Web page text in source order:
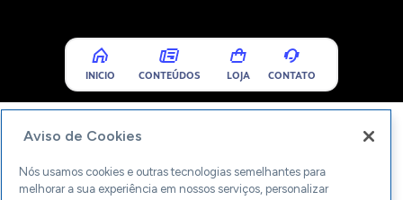
INICIO CONTEÚDOS LOJA CONTATO
Aviso de Cookies
Nós usamos cookies e outras tecnologias semelhantes para
melhorar a sua experiência em nossos serviços, personalizar